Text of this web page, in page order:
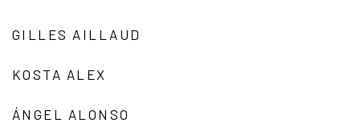
GILLES AILLAUD
KOSTA ALEX
ÁNGEL ALONSO